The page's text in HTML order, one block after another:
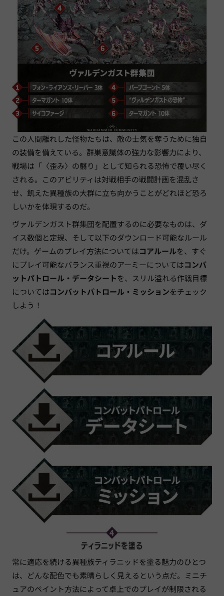
この人間離れした怪物たちは、敵の士気を奪うために独自
の装備を備えている。群巣意識体の強力な影響力により、
戦場は「〈歪み〉の翳り」として知られる恐怖で覆い尽く
される。このアビリティは対戦相手の戦闘計画を混乱さ
せ、飢えた異種族の大群に立ち向かうことがどれほど恐ろ
しいかを体現するのだ。
ヴァルデンガスト群集団を配置するのに必要なものは、ダ
イス数個と定規、そして以下のダウンロード可能なルール
だけ。ゲームのプレイ方法についてはコアルールを、すぐ
にプレイ可能なバランス重視のアーミーについてはコンバ
ットパトロール・データシートを、スリル溢れる作戦目標
についてはコンバットパトロール・ミッションをチェック
しよう！
常に適応を続ける異種族ティラニッドを塗る魅力のひとつ
は、どんな配色でも素晴らしく見えるという点だ。ミニチ
ュアのペイント方法によって卓上でのプレイが制限される